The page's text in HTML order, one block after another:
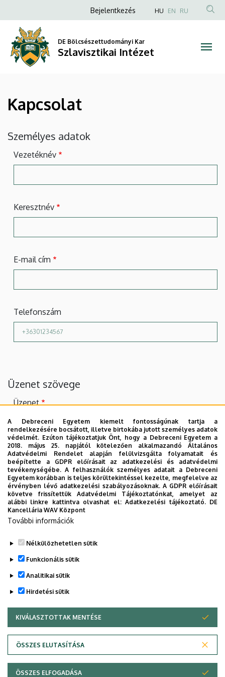
Szlavisztikai
Intézet
a
tartalomra
Anonim
fiók
menüje
Bejelentkezés HU EN RU
DE Bölcsészettudományi Kar
Szlavisztikai Intézet
Kapcsolat
Személyes adatok
Vezetéknév
Keresztnév
E-mail cím
Telefonszám
Üzenet szövege
Üzenet
AzAdatkezelési tájékoztatót
Adatvédelem
A Debreceni Egyetem kiemelt fontosságúnak tartja a
rendelkezésére bocsátott, illetve birtokába jutott személyes adatok
védelmét. Ezúton tájékoztatjuk Önt, hogy a Debreceni Egyetem a
2018. május 25. napjától kötelezően alkalmazandó Általános
Adatvédelmi Rendelet alapján felülvizsgálta folyamatait és
beépítette a GDPR előírásait az adatkezelési és adatvédelmi
tevékenységébe. A felhasználók személyes adatait a Debreceni
Egyetem korábban is teljes körültekintéssel kezelte, megfelelve az
érvényben lévő adatkezelési szabályozásoknak. A GDPR előírásait
követve frissítettük Adatvédelmi Tájékoztatónkat, amelyet az
alábbi linkre kattintva olvashat el:Adatkezelési tájékoztató. DE
Kancellária WAV Központ
További információk
Nélkülözhetetlen sütik
Funkcionális sütik
Analitikai sütik
Hirdetési sütik
KIVÁLASZTOTTAK MENTÉSE
ÖSSZES ELUTASÍTÁSA
WITHDRAW CONSENT
ÖSSZES ELFOGADÁSA